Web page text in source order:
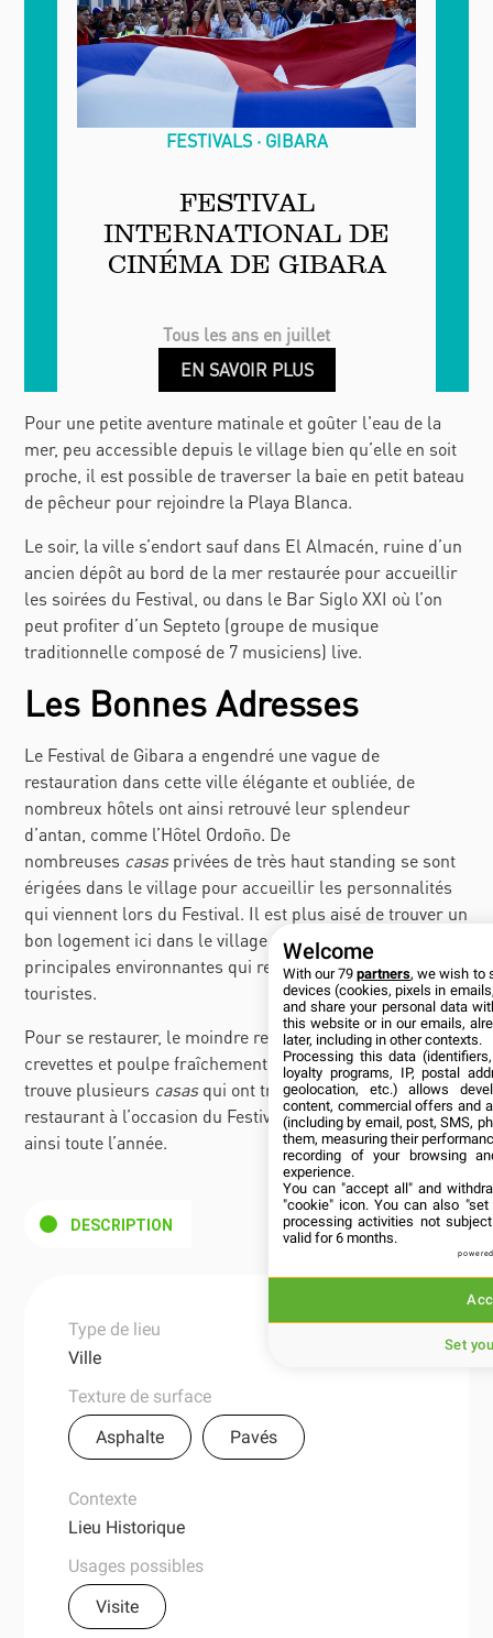
FESTIVALS GIBARA
FESTIVAL
INTERNATIONAL DE
CINÉMA DE GIBARA
Tous les ans en juillet
EN SAVOIR PLUS
Pour une petite aventure matinale et goûter l'eau de la
mer, peu accessible depuis le village bien qu’elle en soit
proche, il est possible de traverser la baie en petit bateau
de pêcheur pour rejoindre la Playa Blanca.
Le soir, la ville s’endort sauf dans El Almacén, ruine d’un
ancien dépôt au bord de la mer restaurée pour accueillir
les soirées du Festival, ou dans le Bar Siglo XXI où l’on
peut profiter d’un Septeto (groupe de musique
traditionnelle composé de 7 musiciens) live.
Les Bonnes Adresses
Le Festival de Gibara a engendré une vague de
restauration dans cette ville élégante et oubliée, de
nombreux hôtels ont ainsi retrouvé leur splendeur
d’antan, comme l’Hôtel Ordoño. De
nombreuses casasprivées de très haut standing se sont
érigées dans le village pour accueillir les personnalités
qui viennent lors du Festival. Il est plus aisé de trouver un
bon logement ici dans le village que dans les villes
principales environnantes qui reçoivent moins de
touristes.
Pour se restaurer, le moindre restaurant sert du poisson,
crevettes et poulpe fraîchement pêchés localement. On
trouve plusieurs casasqui ont transformé leur patios en
restaurant à l’occasion du Festival et le maintiennent
ainsi toute l’année.
DESCRIPTION
Type de lieu
Ville
Texture de surface
Asphalte
Pavés
Contexte
Lieu Historique
Usages possibles
Visite
Welcome
With our 79partners, we wish to
devices (cookies, pixels in
and share your personal data
this website or in our emails,
later, including in other contexts.
Processing this data
loyalty programs, IP, postal
geolocation, etc.) allows
content, commercial offers and
(including by email, post, SMS,
them, measuring their
recording of your browsing
experience.
You can "accept all" and
"cookie" icon. You can also
processing activities not
valid for 6 months.
Set